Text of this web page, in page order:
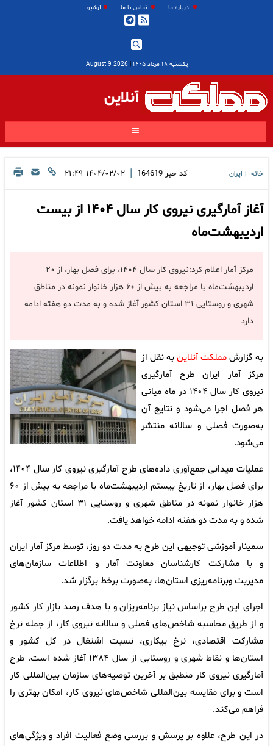
درباره ما تماس با ما آرشیو
یکشنبه ۱۸ مرداد ۱۴۰۵ |
2026 August 9
آنلاین
خانه ایران کد خبر 164619
| ۱۴۰۴/۰۲/۰۲ ۲۱:۴۹
آغاز آمارگیری نیروی­ کار سال ۱۴۰۴ از بیست
اردیبهشت‌ماه
مرکز آمار اعلام کرد:نیروی­ کار سال ۱۴۰۴، برای فصل بهار، از ۲۰
اردیبهشت‌ماه با مراجعه به بیش از ۶۰ هزار خانوار نمونه در مناطق
شهری و روستایی ۳۱ استان کشور آغاز شده و به مدت دو هفته ادامه
دارد
به گزارشمملکت آنلاینبه نقل از
مرکز آمار ایران طرح آمارگیری
نیروی کار سال ۱۴۰۴ در ماه میانی
هر فصل اجرا می‌شود و نتایج آن
به‌صورت فصلی و سالانه منتشر
می‌شود.
عملیات میدانی جمع‌آوری داده‌های طرح آمارگیری نیروی کار سال ۱۴۰۴،
برای فصل بهار، از تاریخ بیستم اردیبهشت‌ماه با مراجعه به بیش از ۶۰
هزار خانوار نمونه در مناطق شهری و روستایی ۳۱ استان کشور آغاز
شده و به مدت دو هفته ادامه خواهد یافت.
سمینار آموزشی توجیهی این طرح به مدت دو روز، توسط مرکز آمار ایران
و با مشارکت کارشناسان معاونت آمار و اطلاعات سازمان‌های
مدیریت وبرنامه‌ریزی استان‌ها، به‌صورت برخط برگزار شد.
اجرای این طرح براساس نیاز برنامه‌ریزان و با هدف رصد بازار کار کشور
و از طریق محاسبه شاخص‌های فصلی و سالانه نیروی کار، از جمله نرخ
مشارکت اقتصادی، نرخ بیکاری، نسبت اشتغال در کل کشور و
استان‌ها و نقاط شهری و روستایی از سال ۱۳۸۴ آغاز شده است. طرح
آمارگیری نیروی کار منطبق بر آخرین توصیه‌های سازمان بین‌المللی کار
است و برای مقایسه بین‌المللی شاخص‌های نیروی کار، امکان بهتری را
فراهم می‌کند.
در این طرح، علاوه بر پرسش و بررسی وضع فعالیت افراد و ویژگی‌های